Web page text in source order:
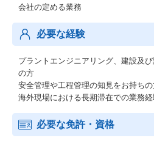
会社の定める業務
必要な経験
プラントエンジニアリング、建設及
の方
安全管理や工程管理の知見をお持ち
海外現場における長期滞在での業務
必要な免許・資格